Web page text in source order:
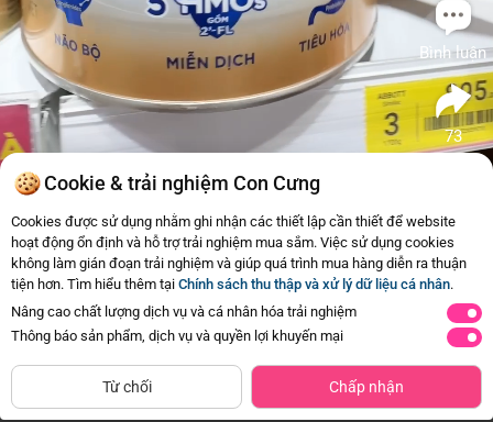
#Similac #5G
Bình luận
73
Tương tự
1
Sữa Similac 0+ 380g (0-12 tháng)
(Bao bì cũ: Similac số 1 400g (0-6
tháng) - Giao bao bì ngẫu nhiên)
335.000đ
2
Sữa
(Bao
nhiên)
Cookie & trải nghiệm Con Cưng
Cookies được sử dụng nhằm ghi nhận các thiết lập cần thiết để website
hoạt động ổn định và hỗ trợ trải nghiệm mua sắm. Việc sử dụng cookies
không làm gián đoạn trải nghiệm và giúp quá trình mua hàng diễn ra thuận
tiện hơn. Tìm hiểu thêm tại Chính sách thu thập và xử lý dữ liệu cá nhân.
Nâng cao chất lượng dịch vụ và cá nhân hóa trải nghiệm
Thông báo sản phẩm, dịch vụ và quyền lợi khuyến mại
Từ chối Chấp nhận
Danh mục Giỏ hàng